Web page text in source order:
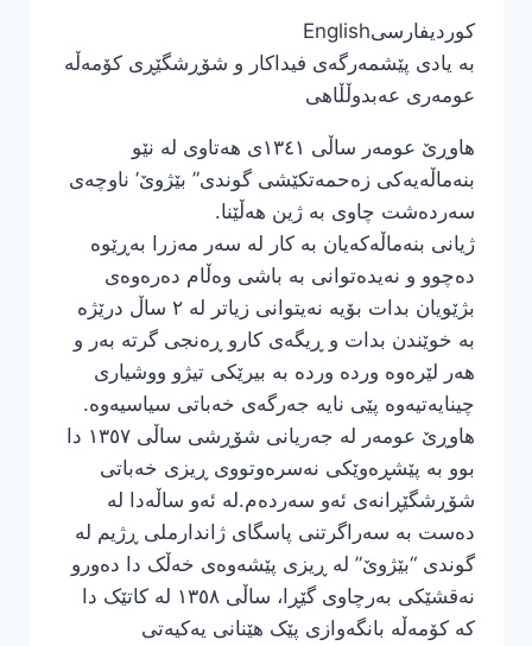
کوردیفارسیEnglish
بە یادی پێشمەرگەی فیداکار و شۆڕشگێڕی کۆمەڵە
عومەری عەبدوڵڵاهی
هاوڕێ عومەر ساڵی ١٣٤١ی هەتاوی لە نێو
بنەماڵەیەکی زەحمەتکێشی گوندی” بێژوێ’ ناوچەی
سەردەشت چاوی بە ژین هەڵێنا.
ژیانی بنەماڵەکەیان بە کار لە سەر مەزرا بەڕێوە
دەچوو و نەیدەتوانی بە باشی وەڵام دەرەوەی
بژێویان بدات بۆیە نەیتوانی زیاتر لە ٢ ساڵ درێژە
بە خوێندن بدات و ڕیگەی کارو ڕەنجی گرتە بەر و
هەر لێرەوە وردە وردە بە بیرێکی تیژو ووشیاری
چینایەتیەوە پێی نایە جەرگەی خەباتی سیاسیەوە.
هاوڕێ عومەر لە جەریانی شۆڕشی ساڵی ١٣٥٧ دا
بوو بە پێشڕەوێكی نەسرەوتووی ڕیزی خەباتی
شۆڕشگێڕانەی ئەو سەردەم.لە ئەو ساڵەدا لە
دەست بە سەراگرتنی پاسگای ژاندارملی ڕژیم لە
گوندی “بێژوێ” لە ڕیزی پێشەوەی خەڵک دا دەورو
نەقشێکی بەرچاوی گێڕا، ساڵی ١٣٥٨ لە کاتێک دا
کە کۆمەڵە بانگەوازی پێک هێنانی یەکیەتی